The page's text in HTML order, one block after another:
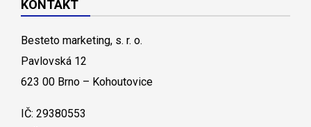
KONTAKT
Besteto marketing, s. r. o.
Pavlovská 12
623 00 Brno – Kohoutovice
IČ: 29380553